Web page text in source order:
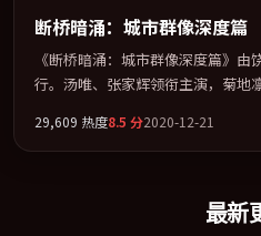
断桥暗涌：城市群像深度篇
《断桥暗涌：城市群像深度篇》
行。汤唯、张家辉领衔主演，菊地
罪」类型为骨架，在叙事、表演与
27 在内地院线及主流平台同步亮
29,609 热度8.5 分2020-12-21
最新